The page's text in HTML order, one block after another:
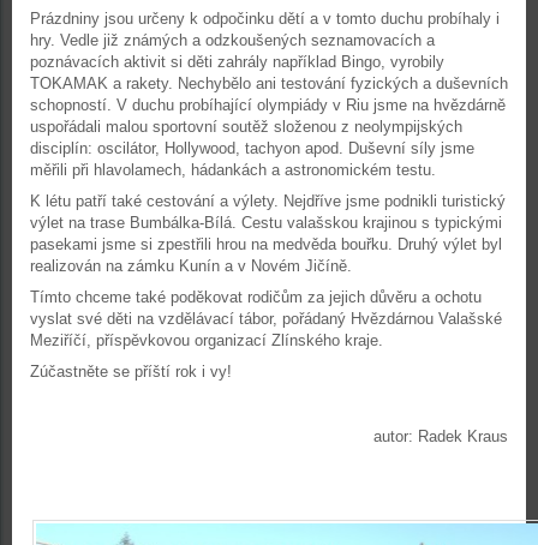
Prázdniny jsou určeny k odpočinku dětí a v tomto duchu probíhaly i
hry. Vedle již známých a odzkoušených seznamovacích a
poznávacích aktivit si děti zahrály například Bingo, vyrobily
TOKAMAK a rakety. Nechybělo ani testování fyzických a duševních
schopností. V duchu probíhající olympiády v Riu jsme na hvězdárně
uspořádali malou sportovní soutěž složenou z neolympijských
disciplín: oscilátor, Hollywood, tachyon apod. Duševní síly jsme
měřili při hlavolamech, hádankách a astronomickém testu.
K létu patří také cestování a výlety. Nejdříve jsme podnikli turistický
výlet na trase Bumbálka-Bílá. Cestu valašskou krajinou s typickými
pasekami jsme si zpestřili hrou na medvěda bouřku. Druhý výlet byl
realizován na zámku Kunín a v Novém Jičíně.
Tímto chceme také poděkovat rodičům za jejich důvěru a ochotu
vyslat své děti na vzdělávací tábor, pořádaný Hvězdárnou Valašské
Meziříčí, příspěvkovou organizací Zlínského kraje.
Zúčastněte se příští rok i vy!
autor: Radek Kraus